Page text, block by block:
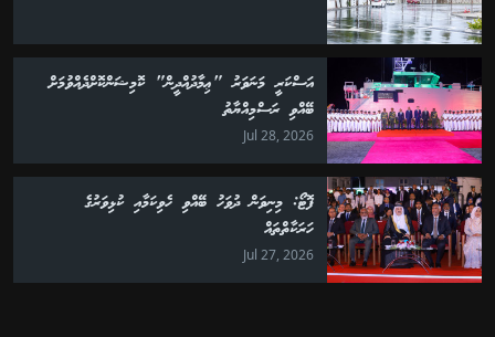
އަސްކަރީ މަނަވަރު "ޢިމާދުއްދީން" ކޮމިޝަންކޮށްދެއްވުމަށް
ބޭއްވި ރަސްމިއްޔާތު
Jul 28, 2026
ފޮޓޯ: މިނިވަން ދުވަހު ބޭއްވި ހެވިކަމާއި ކުޅިވަރުގެ
ހަރަކާތްތައް
Jul 27, 2026